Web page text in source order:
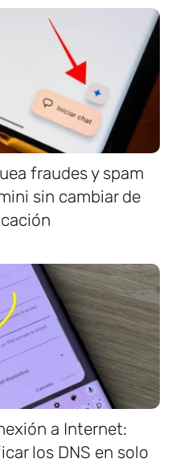
fraudes y spam
sin cambiar de
a Internet:
los DNS en solo